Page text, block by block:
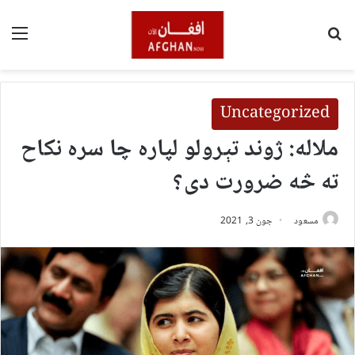
Uncategorized
ملاله: ژوند تېرولو لپاره چا سره نکاح
ته څه ضرورت دی؟
مسعود جون 3, 2021